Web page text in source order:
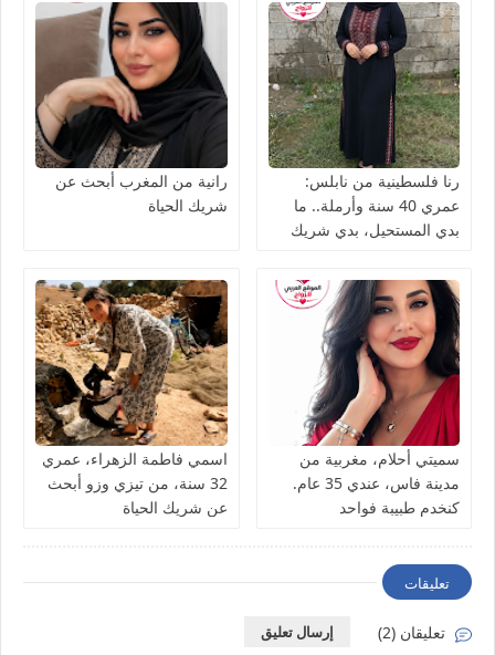
رنا فلسطينية من نابلس:
عمري 40 سنة وأرملة.. ما
بدي المستحيل، بدي شريك
رانية من المغرب أبحث عن
شريك الحياة
سميتي أحلام، مغربية من
مدينة فاس، عندي 35 عام.
كنخدم طبيبة فواحد
قيمة المرأة
اسمي فاطمة الزهراء، عمري
32 سنة، من تيزي وزو أبحث
عن شريك الحياة
تعليقات
تعليقان (2) إرسال تعليق